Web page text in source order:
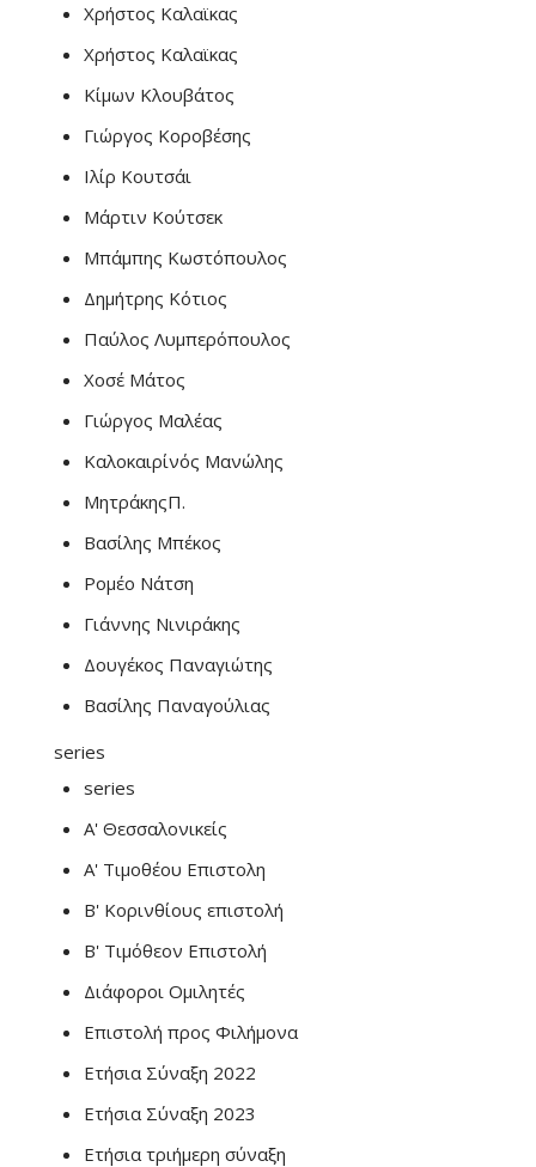
Χρήστος Καλαϊκας
Χρήστος Καλαϊκας
Κίμων Κλουβάτος
Γιώργος Κοροβέσης
Ιλίρ Κουτσάι
Μάρτιν Κούτσεκ
Μπάμπης Κωστόπουλος
Δημήτρης Κότιος
Παύλος Λυμπερόπουλος
Χοσέ Μάτος
Γιώργος Μαλέας
Καλοκαιρίνός Μανώλης
ΜητράκηςΠ.
Βασίλης Μπέκος
Ρομέο Νάτση
Γιάννης Νινιράκης
Δουγέκος Παναγιώτης
Βασίλης Παναγούλιας
series
series
Α' Θεσσαλονικείς
Α' Τιμοθέου Επιστολη
Β' Κορινθίους επιστολή
Β' Τιμόθεον Επιστολή
Διάφοροι Ομιλητές
Επιστολή προς Φιλήμονα
Ετήσια Σύναξη 2022
Ετήσια Σύναξη 2023
Ετήσια τριήμερη σύναξη